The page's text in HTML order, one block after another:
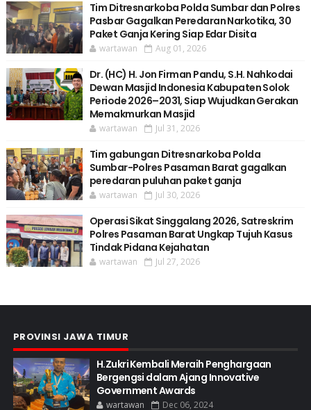
Tim Ditresnarkoba Polda Sumbar dan Polres
Pasbar Gagalkan Peredaran Narkotika, 30
Paket Ganja Kering Siap Edar Disita
wartawan Aug 01, 2026
Dr. (HC) H. Jon Firman Pandu, S.H. Nahkodai
Dewan Masjid Indonesia Kabupaten Solok
Periode 2026–2031, Siap Wujudkan Gerakan
Memakmurkan Masjid
wartawan Jul 31, 2026
Tim gabungan Ditresnarkoba Polda
Sumbar-Polres Pasaman Barat gagalkan
peredaran puluhan paket ganja
wartawan Jul 30, 2026
Operasi Sikat Singgalang 2026, Satreskrim
Polres Pasaman Barat Ungkap Tujuh Kasus
Tindak Pidana Kejahatan
wartawan Jul 27, 2026
PROVINSI JAWA TIMUR
H.Zukri Kembali Meraih Penghargaan
Bergengsi dalam Ajang Innovative
Government Awards
wartawan Dec 06, 2024